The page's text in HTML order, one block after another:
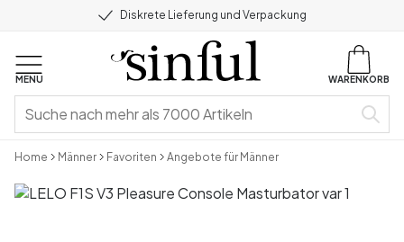
Diskrete Lieferung und Verpackung
MENU WARENKORB
Home Männer Favoriten Angebote für Männer